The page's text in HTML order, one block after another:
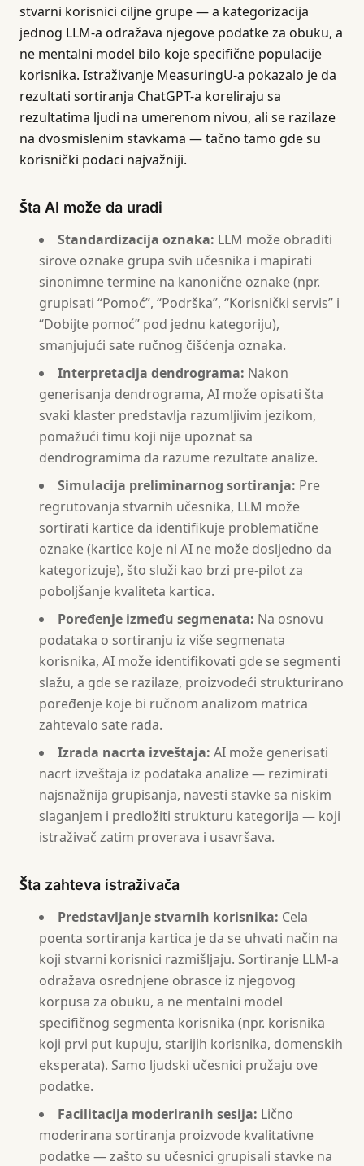
stvarni korisnici ciljne grupe — a kategorizacija
jednog LLM-a odražava njegove podatke za obuku, a
ne mentalni model bilo koje specifične populacije
korisnika. Istraživanje MeasuringU-a pokazalo je da
rezultati sortiranja ChatGPT-a koreliraju sa
rezultatima ljudi na umerenom nivou, ali se razilaze
na dvosmislenim stavkama — tačno tamo gde su
korisnički podaci najvažniji.
Šta AI može da uradi
Standardizacija oznaka: LLM može obraditi
sirove oznake grupa svih učesnika i mapirati
sinonimne termine na kanonične oznake (npr.
grupisati “Pomoć”, “Podrška”, “Korisnički servis” i
“Dobijte pomoć” pod jednu kategoriju),
smanjujući sate ručnog čišćenja oznaka.
Interpretacija dendrograma: Nakon
generisanja dendrograma, AI može opisati šta
svaki klaster predstavlja razumljivim jezikom,
pomažući timu koji nije upoznat sa
dendrogramima da razume rezultate analize.
Simulacija preliminarnog sortiranja: Pre
regrutovanja stvarnih učesnika, LLM može
sortirati kartice da identifikuje problematične
oznake (kartice koje ni AI ne može dosljedno da
kategorizuje), što služi kao brzi pre-pilot za
poboljšanje kvaliteta kartica.
Poređenje između segmenata: Na osnovu
podataka o sortiranju iz više segmenata
korisnika, AI može identifikovati gde se segmenti
slažu, a gde se razilaze, proizvodeći strukturirano
poređenje koje bi ručnom analizom matrica
zahtevalo sate rada.
Izrada nacrta izveštaja: AI može generisati
nacrt izveštaja iz podataka analize — rezimirati
najsnažnija grupisanja, navesti stavke sa niskim
slaganjem i predložiti strukturu kategorija — koji
istraživač zatim proverava i usavršava.
Šta zahteva istraživača
Predstavljanje stvarnih korisnika: Cela
poenta sortiranja kartica je da se uhvati način na
koji stvarni korisnici razmišljaju. Sortiranje LLM-a
odražava osrednjene obrasce iz njegovog
korpusa za obuku, a ne mentalni model
specifičnog segmenta korisnika (npr. korisnika
koji prvi put kupuju, starijih korisnika, domenskih
eksperata). Samo ljudski učesnici pružaju ove
podatke.
Facilitacija moderiranih sesija: Lično
moderirana sortiranja proizvode kvalitativne
podatke — zašto su učesnici grupisali stavke na